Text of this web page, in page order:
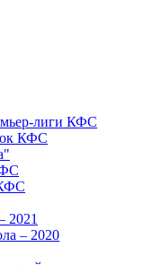
лиги КФС
КФС
2021
– 2020